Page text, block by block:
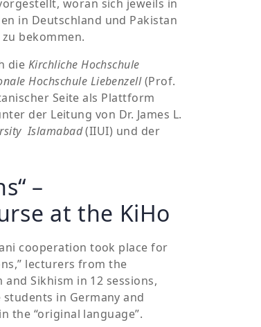
woran sich jeweils in
in Deutschland und Pakistan
bekommen.
die Kirchliche Hochschule
Hochschule Liebenzell(Prof.
Seite als Plattform
der Leitung von Dr. James L.
Islamabad(IIUI) und der
–
at the KiHo
cooperation took place for
lecturers from the
Sikhism in 12 sessions,
in Germany and
the “original language”.